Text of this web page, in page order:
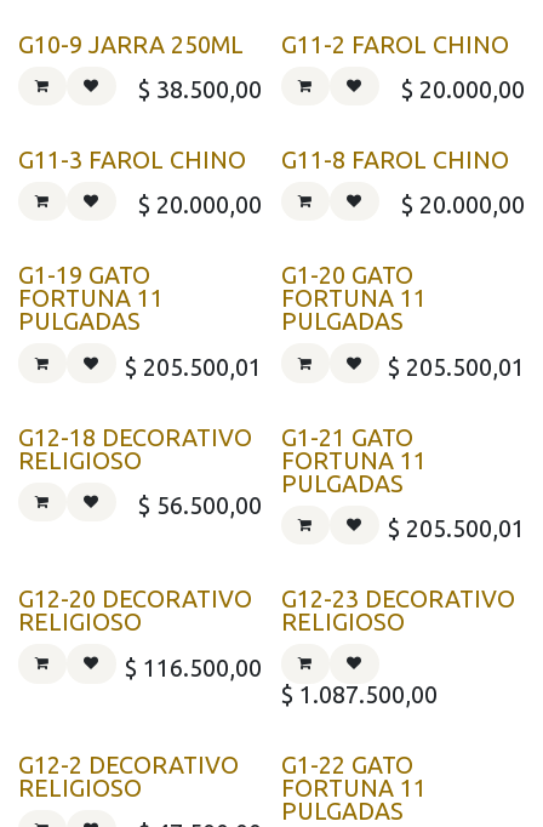
G10-9 JARRA 250ML
$ 38.500,00
G11-2 FAROL CHINO
$ 20.000,00
G11-3 FAROL CHINO
$ 20.000,00
G11-8 FAROL CHINO
$ 20.000,00
G1-19 GATO
FORTUNA 11
PULGADAS
$ 205.500,01
G1-20 GATO
FORTUNA 11
PULGADAS
$ 205.500,01
G12-18 DECORATIVO
RELIGIOSO
$ 56.500,00
G1-21 GATO
FORTUNA 11
PULGADAS
$ 205.500,01
G12-20 DECORATIVO
RELIGIOSO
$ 116.500,00
G12-23 DECORATIVO
RELIGIOSO
$ 1.087.500,00
G12-2 DECORATIVO
RELIGIOSO
G1-22 GATO
FORTUNA 11
PULGADAS